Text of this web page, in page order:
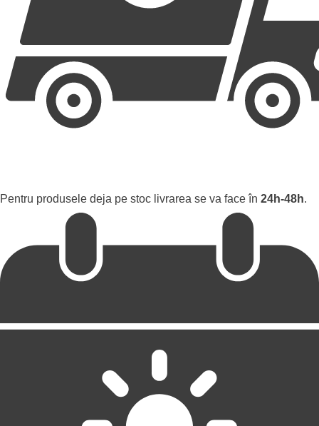
Pentru produsele deja pe stoc livrarea se va face în 24h-48h.